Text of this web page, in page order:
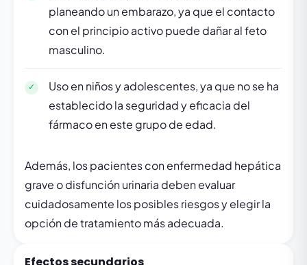
planeando un embarazo, ya que el contacto
con el principio activo puede dañar al feto
masculino.
Uso en niños y adolescentes, ya que no se ha
establecido la seguridad y eficacia del
fármaco en este grupo de edad.
Además, los pacientes con enfermedad hepática
grave o disfunción urinaria deben evaluar
cuidadosamente los posibles riesgos y elegir la
opción de tratamiento más adecuada.